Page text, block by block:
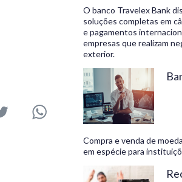
O banco Travelex Bank
soluções completas em
e pagamentos
empresas que realizam
exterior.
Compra e venda de
em espécie para